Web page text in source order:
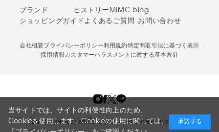
ブランド ヒストリー MiMC blog
ショッピングガイド よくあるご質問 お問い合わせ
会社概要プライバシーポリシー利用規約特定商取引法に基づく表示
採用情報カスタマーハラスメントに対する基本方針
COPYRIGHT (C) MIMC CO. LTD. ALL RIGHTS RESERVED.
当サイトでは、サイトの利便性向上のため、
Cookieを使用します。Cookieの使用に関しては、
承諾する